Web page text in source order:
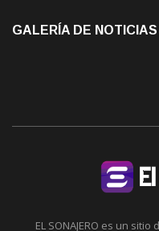
GALERÍA DE NOTICIAS
EL SONAJERO es un